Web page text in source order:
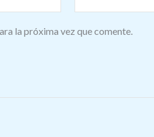
la próxima vez que comente.